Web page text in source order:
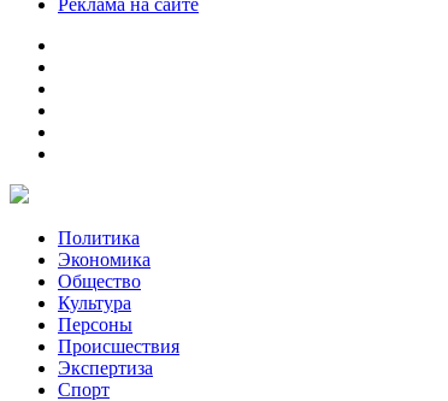
Реклама на сайте
Политика
Экономика
Общество
Культура
Персоны
Происшествия
Экспертиза
Спорт